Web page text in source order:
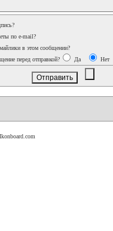
по e-mail?
в этом сообщении?
перед отправкой?
Да Нет